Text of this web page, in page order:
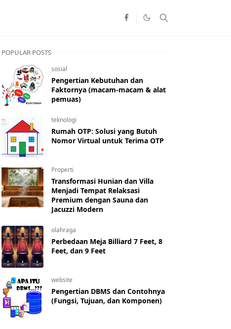
POPULAR POSTS
sosial
Pengertian Kebutuhan dan
Faktornya (macam-macam & alat
pemuas)
teknologi
Rumah OTP: Solusi yang Butuh
Nomor Virtual untuk Terima OTP
Properti
Transformasi Hunian dan Villa
Menjadi Tempat Relaksasi
Premium dengan Sauna dan
Jacuzzi Modern
olahraga
Perbedaan Meja Billiard 7 Feet, 8
Feet, dan 9 Feet
website
Pengertian DBMS dan Contohnya
(Fungsi, Tujuan, dan Komponen)